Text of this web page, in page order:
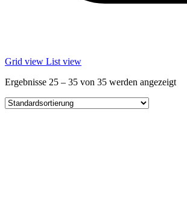
Grid view List view
Ergebnisse 25 – 35 von 35 werden angezeigt